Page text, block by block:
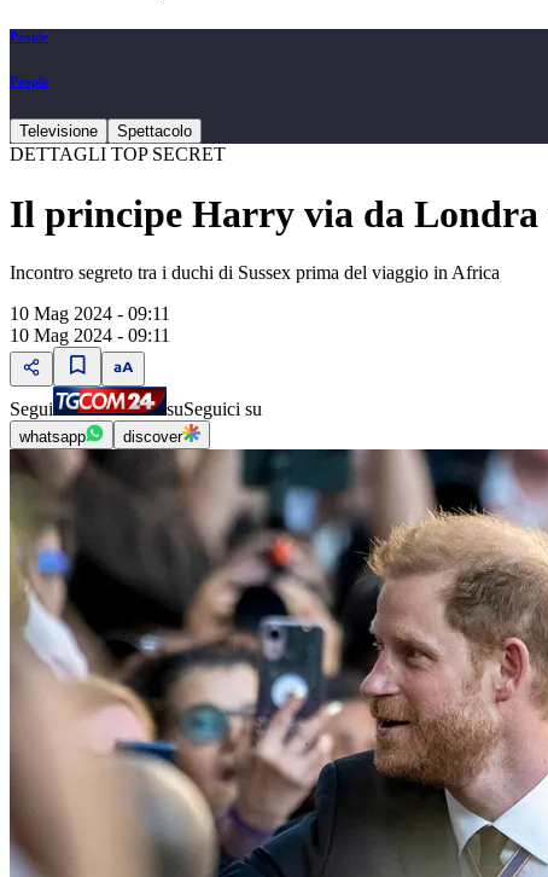
People
People
Televisione Spettacolo
DETTAGLI TOP SECRET
Il principe Harry via da Londra
Incontro segreto tra i duchi di Sussex prima del viaggio in Africa
10 Mag 2024 - 09:11
10 Mag 2024 - 09:11
Segui suSeguici su
whatsapp discover